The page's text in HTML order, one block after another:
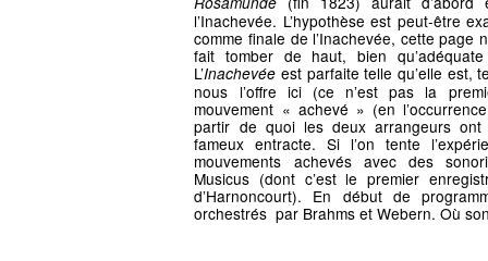
l’Inachevée. L’hypothèse est peut-être
comme finale de l’Inachevée, cette page
fait tomber de haut, bien
L’Inachevée est parfaite telle qu’elle est,
nous l’offre ici (ce n’est pas la
mouvement « achevé » (en
partir de quoi les deux arrangeurs
fameux entracte. Si l’on tente
mouvements achevés avec des
Musicus (dont c’est le premier
d’Harnoncourt). En début de
orchestrés par Brahms et Webern. Où